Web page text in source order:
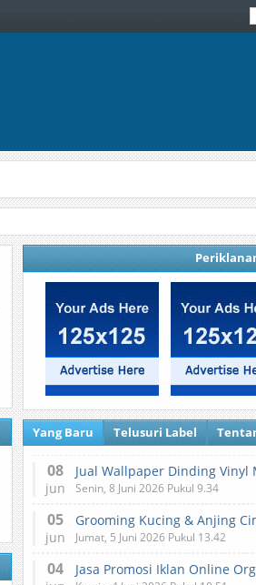
Yang Baru Telusuri Label
08
jun
Jual Wallpaper Dinding Vinyl
Senin, 8 Juni 2026 Pukul 9.34
05
jun Jumat, 5 Juni 2026 Pukul 13.42
04 Jasa Promosi Iklan Online